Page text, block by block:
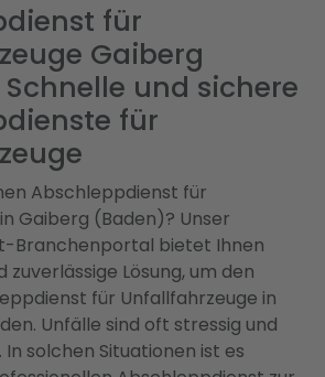
für
Gaiberg
und sichere
für
Abschleppdienst für
Gaiberg (Baden)? Unser
Branchenportal bietet Ihnen
zuverlässige Lösung, um den
für Unfallfahrzeuge in
Unfälle sind oft stressig und
solchen Situationen ist es